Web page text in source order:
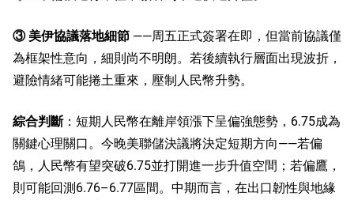
③ 美伊協議落地細節 ——周五正式簽署在即，但當前協議僅
為框架性意向，細則尚不明朗。若後續執行層面出現波折，
避險情緒可能捲土重來，壓制人民幣升勢。
綜合判斷：短期人民幣在離岸領漲下呈偏強態勢，6.75成為
關鍵心理關口。今晚美聯儲決議將決定短期方向——若偏
鴿，人民幣有望突破6.75並打開進一步升值空間；若偏鷹，
則可能回測6.76–6.77區間。中期而言，在出口韌性與地緣